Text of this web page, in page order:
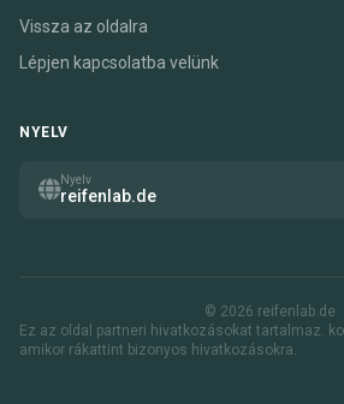
Vissza az oldalra
Lépjen kapcsolatba velünk
NYELV
Nyelv
reifenlab.de
© 2026 reifenlab.de
Ez az oldal partneri hivatkozásokat tartalmaz.
amikor rákattint bizonyos hivatkozásokra.